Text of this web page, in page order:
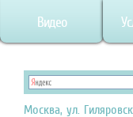
Видео
Москва, ул.